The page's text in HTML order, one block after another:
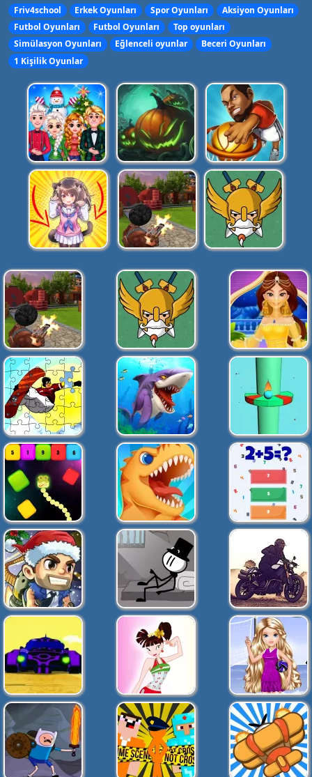
Friv4school Erkek Oyunları Spor Oyunları
Aksiyon Oyunları
Futbol Oyunları
Futbol Oyunları
Top oyunları
Simülasyon Oyunları
Eğlenceli oyunlar
Beceri Oyunları
1 Kişilik Oyunlar